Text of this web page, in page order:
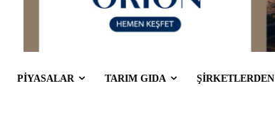
PİYASALAR TARIM GIDA ŞİRKETLERDEN